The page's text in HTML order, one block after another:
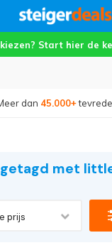
Start hier de
dan 45.000+
met
prijs